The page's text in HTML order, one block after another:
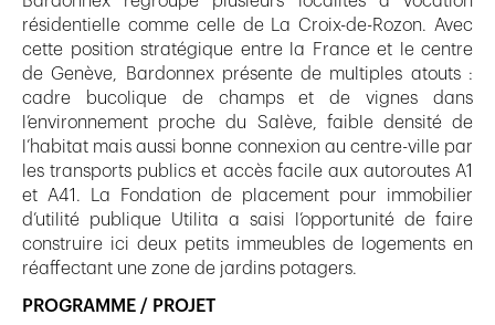
résidentielle comme celle de La Croix-de-Rozon. Avec
cette position stratégique entre la France et le centre
de Genève, Bardonnex présente de multiples atouts :
cadre bucolique de champs et de vignes dans
l’environnement proche du Salève, faible densité de
l’habitat mais aussi bonne connexion au centre-ville par
les transports publics et accès facile aux autoroutes A1
et A41. La Fondation de placement pour immobilier
d’utilité publique Utilita a saisi l’opportunité de faire
construire ici deux petits immeubles de logements en
réaffectant une zone de jardins potagers.
PROGRAMME / PROJET